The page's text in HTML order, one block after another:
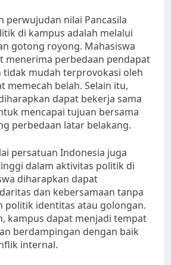
perwujudan nilai Pancasila
di kampus adalah melalui
gotong royong. Mahasiswa
menerima perbedaan pendapat
tidak mudah terprovokasi oleh
memecah belah. Selain itu,
dapat bekerja sama
mencapai tujuan bersama
perbedaan latar belakang.
persatuan Indonesia juga
dalam aktivitas politik di
diharapkan dapat
dan kebersamaan tanpa
politik identitas atau golongan.
kampus dapat menjadi tempat
berdampingan dengan baik
internal.